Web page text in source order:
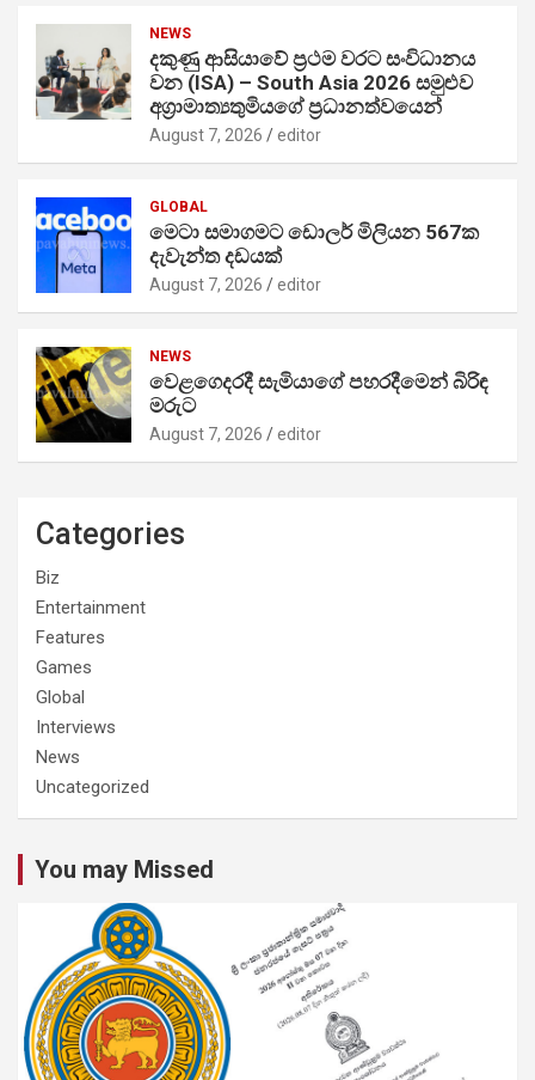
NEWS
දකුණු ආසියාවේ ප්‍රථම වරට සංවිධානය
වන (ISA) – South Asia 2026 සමුළුව
අග්‍රාමාත්‍යතුමියගේ ප්‍රධානත්වයෙන්
August 7, 2026 editor
GLOBAL
මෙටා සමාගමට ඩොලර් මිලියන 567ක
දැවැන්ත දඩයක්
August 7, 2026 editor
NEWS
වෙළගෙදරදී සැමියාගේ පහරදීමෙන් බිරිඳ
මරුට
August 7, 2026 editor
Categories
Biz
Entertainment
Features
Games
Global
Interviews
News
Uncategorized
You may Missed